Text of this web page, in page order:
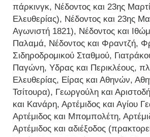
πάρκινγκ, Νέδοντος και 23ης
Ελευθερίας), Νέδοντος και 23ης
Αγωνιστή 1821), Νέδοντος και
Παλαμά, Νέδοντος και Φραντζή,
Σιδηροδρομικού Σταθμού,
Παγώνη, Υδρας και Περικλέους,
Ελευθερίας, Είρας και Αθηνών,
Τσίτουρα), Γεωργούλη και
και Κανάρη, Αρτέμιδος και Αγίου
Αρτέμιδος και Μπομπολέτη,
Αρτέμιδος και αδιέξοδος